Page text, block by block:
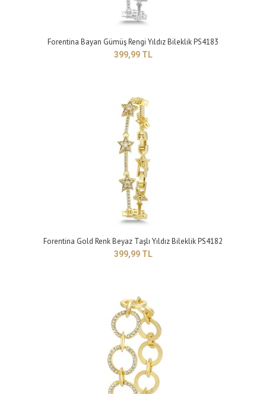
Forentina Bayan Deri Örgü Bileklik PS4188
299,99 TL
Model : Rose Metal-Mor Deri Örgü BileklikYapısı: ÇelikBoyu : 24 cmTakı
setleri, birçok giyim t..
Forentina Bayan Gümüş Rengi Yıldız Bileklik PS4183
399,99 TL
Forentina Gold Renk Beyaz Taşlı Yıldız Bileklik PS4182
399,99 TL